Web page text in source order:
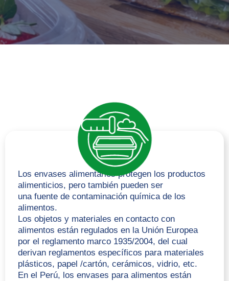
Los envases alimentarios protegen los productos
alimenticios, pero también pueden ser
una fuente de contaminación química de los
alimentos.
Los objetos y materiales en contacto con
alimentos están regulados en la Unión Europea
por el reglamento marco 1935/2004, del cual
derivan reglamentos específicos para materiales
plásticos, papel /cartón, cerámicos, vidrio, etc.
En el Perú, los envases para alimentos están